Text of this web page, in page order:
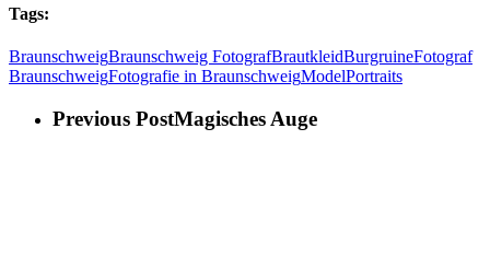
Tags:
BraunschweigBraunschweig FotografBrautkleidBurgruineFotograf
BraunschweigFotografie in BraunschweigModelPortraits
Previous PostMagisches Auge